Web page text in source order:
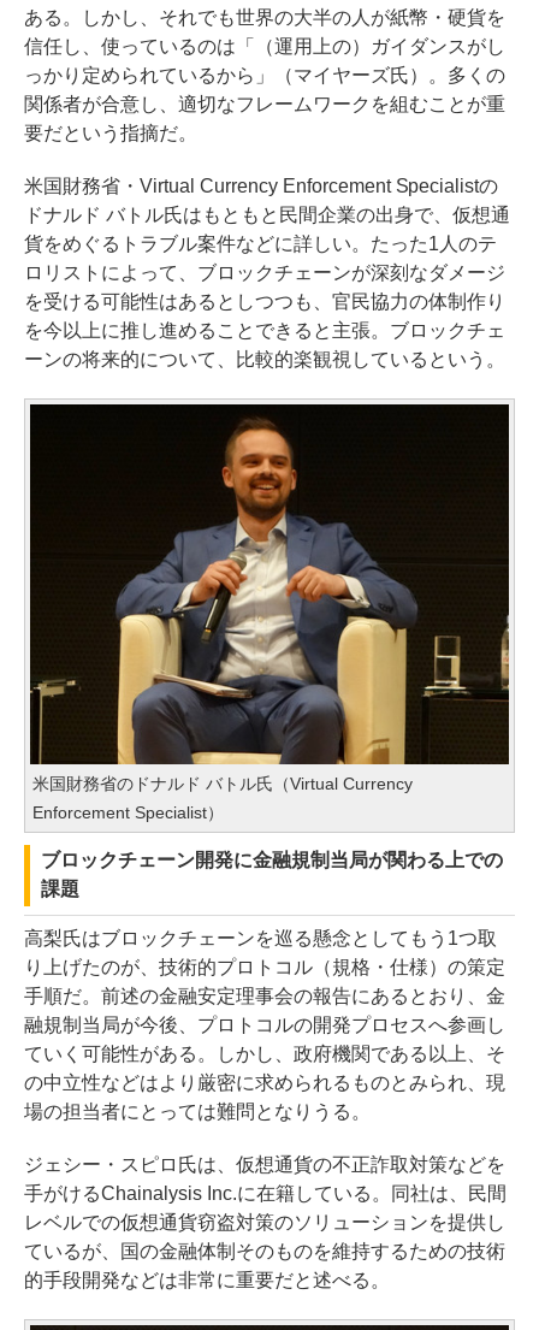
ある。しかし、それでも世界の大半の人が紙幣・硬貨を
信任し、使っているのは「（運用上の）ガイダンスがし
っかり定められているから」（マイヤーズ氏）。多くの
関係者が合意し、適切なフレームワークを組むことが重
要だという指摘だ。
米国財務省・Virtual Currency Enforcement Specialistの
ドナルド バトル氏はもともと民間企業の出身で、仮想通
貨をめぐるトラブル案件などに詳しい。たった1人のテ
ロリストによって、ブロックチェーンが深刻なダメージ
を受ける可能性はあるとしつつも、官民協力の体制作り
を今以上に推し進めることできると主張。ブロックチェ
ーンの将来的について、比較的楽観視しているという。
米国財務省のドナルド バトル氏（Virtual Currency
Enforcement Specialist）
ブロックチェーン開発に金融規制当局が関わる上での
課題
高梨氏はブロックチェーンを巡る懸念としてもう1つ取
り上げたのが、技術的プロトコル（規格・仕様）の策定
手順だ。前述の金融安定理事会の報告にあるとおり、金
融規制当局が今後、プロトコルの開発プロセスへ参画し
ていく可能性がある。しかし、政府機関である以上、そ
の中立性などはより厳密に求められるものとみられ、現
場の担当者にとっては難問となりうる。
ジェシー・スピロ氏は、仮想通貨の不正詐取対策などを
手がけるChainalysis Inc.に在籍している。同社は、民間
レベルでの仮想通貨窃盗対策のソリューションを提供し
ているが、国の金融体制そのものを維持するための技術
的手段開発などは非常に重要だと述べる。